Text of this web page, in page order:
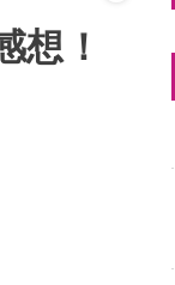
想！